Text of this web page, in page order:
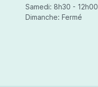
Samedi: 8h30 - 12h00
Dimanche: Fermé